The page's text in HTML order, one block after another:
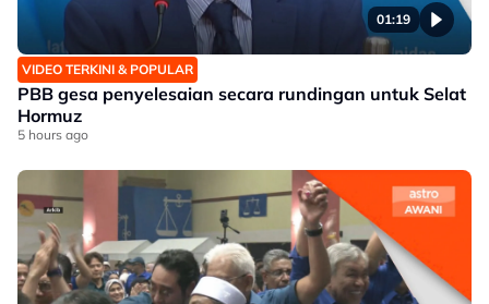
01:19
VIDEO TERKINI & POPULAR
PBB gesa penyelesaian secara rundingan untuk Selat
Hormuz
5 hours ago